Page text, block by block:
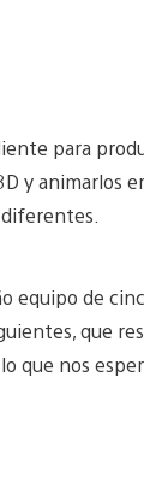
para
y animarlos
de
que
que nos